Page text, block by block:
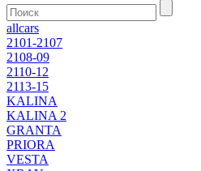
allcars
2101-2107
2108-09
2110-12
2113-15
KALINA
KALINA 2
GRANTA
PRIORA
VESTA